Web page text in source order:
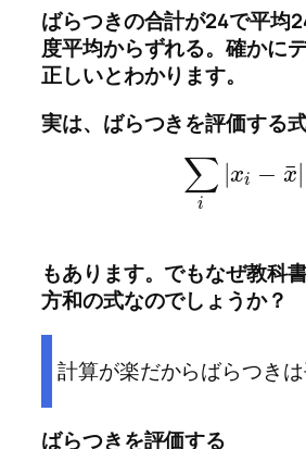
ばらつきの合計が24で平均
度平均からずれる。確かに
正しいとわかります。
実は、ばらつきを評価する
∑
i
xi − x
¯
もあります。でもなぜ教科
方和の式なのでしょうか？
計算が楽だからばらつき
ばらつきを評価する